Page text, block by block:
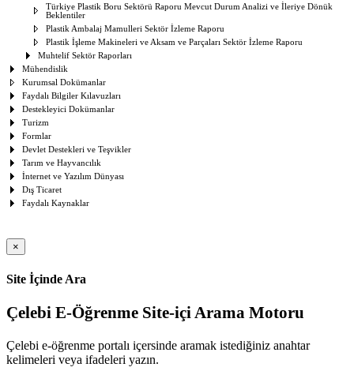
Türkiye Plastik Boru Sektörü Raporu Mevcut Durum Analizi ve İleriye Dönük
Beklentiler
Plastik Ambalaj Mamulleri Sektör İzleme Raporu
Plastik İşleme Makineleri ve Aksam ve Parçaları Sektör İzleme Raporu
Muhtelif Sektör Raporları
Mühendislik
Kurumsal Dokümanlar
Faydalı Bilgiler Kılavuzları
Destekleyici Dokümanlar
Turizm
Formlar
Devlet Destekleri ve Teşvikler
Tarım ve Hayvancılık
İnternet ve Yazılım Dünyası
Dış Ticaret
Faydalı Kaynaklar
×
Site İçinde Ara
Çelebi E-Öğrenme Site-içi Arama Motoru
Çelebi e-öğrenme portalı içersinde aramak istediğiniz anahtar
kelimeleri veya ifadeleri yazın.